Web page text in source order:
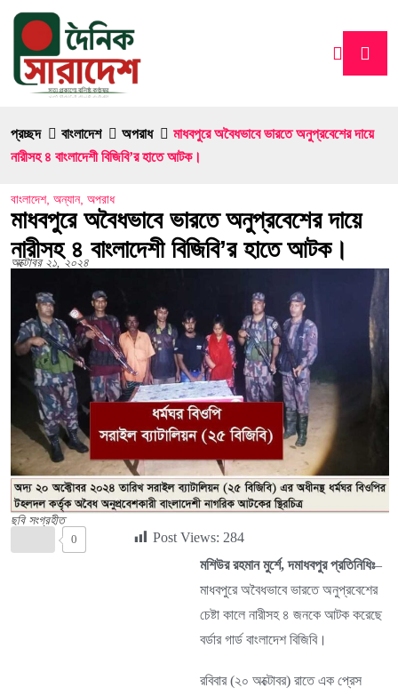
প্রচ্ছদ বাংলাদেশ অপরাধ
মাধবপুরে অবৈধভাবে ভারতে অনুপ্রবেশের দায়ে
নারীসহ ৪ বাংলাদেশী বিজিবি’র হাতে আটক।
বাংলাদেশ, অন্যান, অপরাধ
মাধবপুরে অবৈধভাবে ভারতে অনুপ্রবেশের দায়ে
নারীসহ ৪ বাংলাদেশী বিজিবি’র হাতে আটক।
অক্টোবর ২১, ২০২৪
ছবি সংগ্রহীত
0 Post Views: 284
মশিউর রহমান মুর্শে, দমাধবপুর প্রতিনিধিঃ–
মাধবপুরে অবৈধভাবে ভারতে অনুপ্রবেশের
চেষ্টা কালে নারীসহ ৪ জনকে আটক করেছে
বর্ডার গার্ড বাংলাদেশ বিজিবি।
রবিবার (২০ অক্টোবর) রাতে এক প্রেস